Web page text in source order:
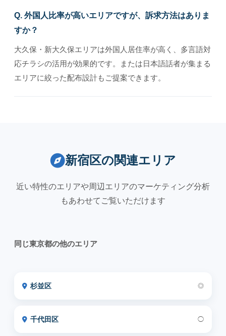
Q. 外国人比率が高いエリアですが、訴求方法はありま
すか？
大久保・新大久保エリアは外国人居住率が高く、多言語対
応チラシの活用が効果的です。または日本語話者が集まる
エリアに絞った配布設計もご提案できます。
新宿区の関連エリア
近い特性のエリアや周辺エリアのマーケティング分析
もあわせてご覧いただけます
同じ東京都の他のエリア
杉並区 ◎
千代田区 ◯